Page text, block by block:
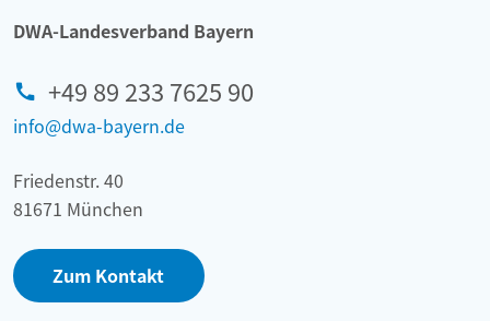
DWA-Landesverband Bayern
+49 89 233 7625 90
info@dwa-bayern.de
Friedenstr. 40
81671 München
Zum Kontakt